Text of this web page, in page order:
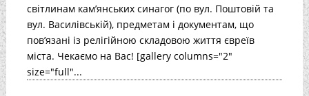
світлинам кам’янських синагог (по вул. Поштовій та
вул. Василівській), предметам і документам, що
пов’язані із релігійною складовою життя євреїв
міста. Чекаємо на Вас! [gallery columns="2"
size="full"...